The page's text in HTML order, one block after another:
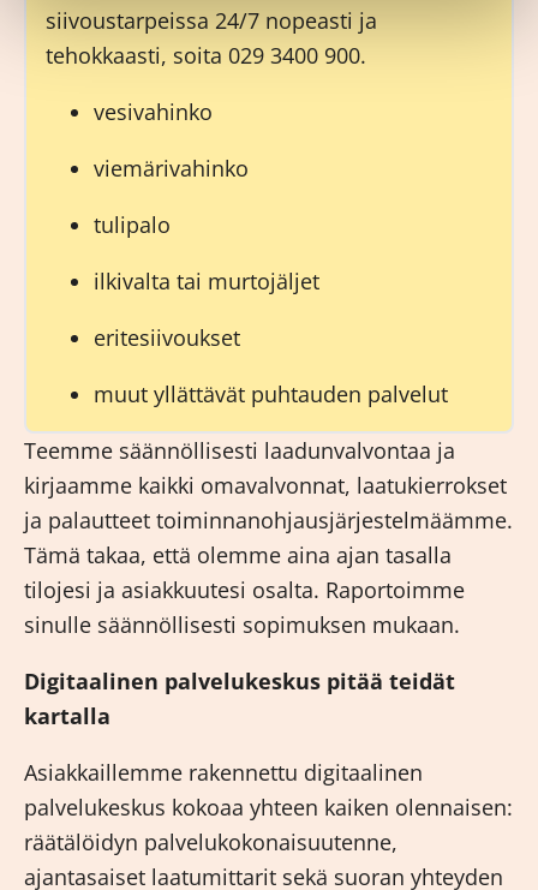
siivoustarpeissa 24/7 nopeasti ja
tehokkaasti, soita 029 3400 900.
vesivahinko
viemärivahinko
tulipalo
ilkivalta tai murtojäljet
eritesiivoukset
muut yllättävät puhtauden palvelut
Teemme säännöllisesti laadunvalvontaa ja
kirjaamme kaikki omavalvonnat, laatukierrokset
ja palautteet toiminnanohjausjärjestelmäämme.
Tämä takaa, että olemme aina ajan tasalla
tilojesi ja asiakkuutesi osalta. Raportoimme
sinulle säännöllisesti sopimuksen mukaan.
Digitaalinen palvelukeskus pitää teidät
kartalla
Asiakkaillemme rakennettu digitaalinen
palvelukeskus kokoaa yhteen kaiken olennaisen:
räätälöidyn palvelukokonaisuutenne,
ajantasaiset laatumittarit sekä suoran yhteyden